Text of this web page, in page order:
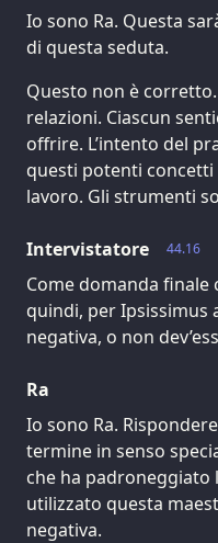
Io sono Ra. Questa
di questa seduta.
Questo non è
relazioni. Ciascun
offrire. L’intento del
questi potenti
lavoro. Gli strumenti
44.16
Intervistatore
Come domanda finale
quindi, per Ipsissimus
negativa, o non
Ra
Io sono Ra.
termine in senso
che ha padroneggiato
utilizzato questa
negativa.